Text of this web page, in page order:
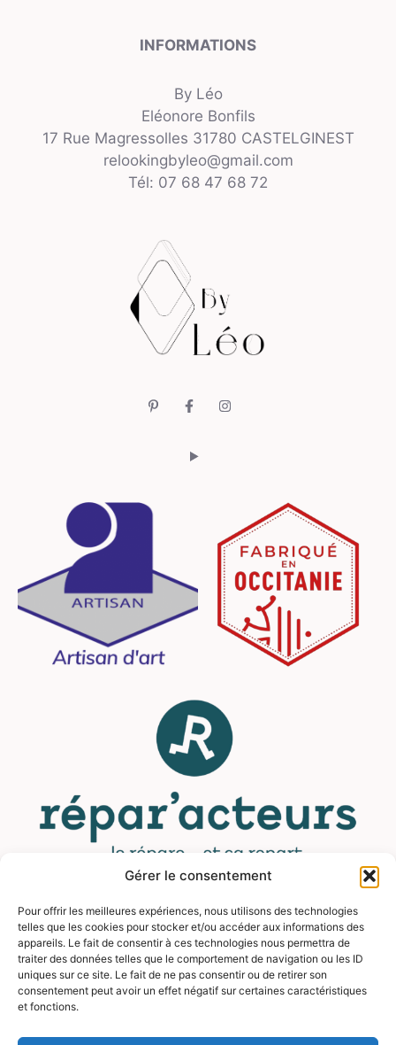
Gérer le consentement
Pour offrir les meilleures expériences, nous utilisons des technologies
telles que les cookies pour stocker et/ou accéder aux informations des
appareils. Le fait de consentir à ces technologies nous permettra de
traiter des données telles que le comportement de navigation ou les ID
uniques sur ce site. Le fait de ne pas consentir ou de retirer son
consentement peut avoir un effet négatif sur certaines caractéristiques
et fonctions.
INFORMATIONS
By Léo
Eléonore Bonfils
17 Rue Magressolles 31780 CASTELGINEST
relookingbyleo@gmail.com
Tél: 07 68 47 68 72
MENU
Contact
Mentions légales
FAQ